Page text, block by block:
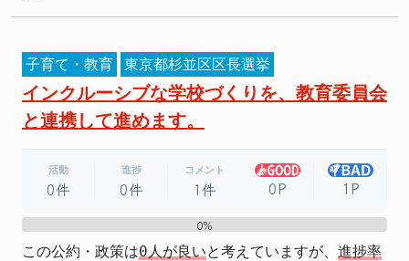
子育て・教育 東京都杉並区区長選挙
インクルーシブな学校づくりを、教育委員会
と連携して進めます。
活動
0件
進捗
0件
コメント
1件 0P 1P
0%
この公約・政策は0人が良いと考えていますが、 進捗率